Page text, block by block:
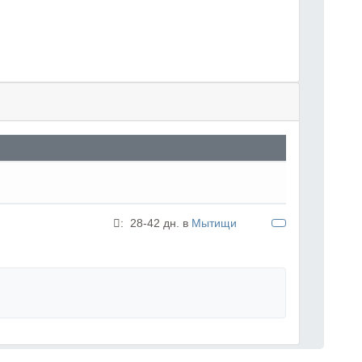
: 28-42 дн. в Мытищи